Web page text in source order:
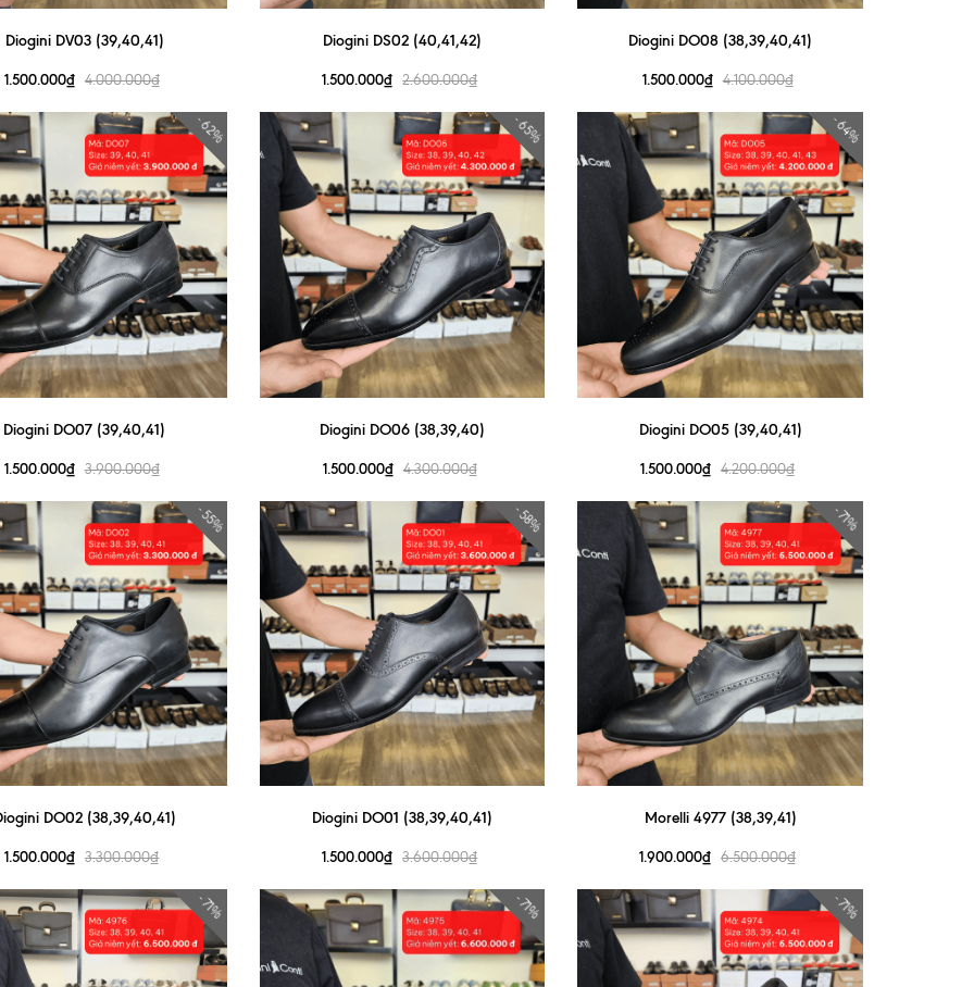
Diogini DV03 (39,40,41)
1.500.000₫ 4.000.000₫
Diogini DS02 (40,41,42)
1.500.000₫ 2.600.000₫
Diogini DO08 (38,39,40,41)
1.500.000₫ 4.100.000₫
- 62%
Diogini DO07 (39,40,41)
1.500.000₫ 3.900.000₫
- 65%
Diogini DO06 (38,39,40)
1.500.000₫ 4.300.000₫
- 64%
Diogini DO05 (39,40,41)
1.500.000₫ 4.200.000₫
- 55%
DO02 (38,39,40,41)
1.500.000₫ 3.300.000₫
- 58%
Diogini DO01 (38,39,40,41)
1.500.000₫ 3.600.000₫
- 71%
Morelli 4977 (38,39,41)
1.900.000₫ 6.500.000₫
- 71% - 71% - 71%